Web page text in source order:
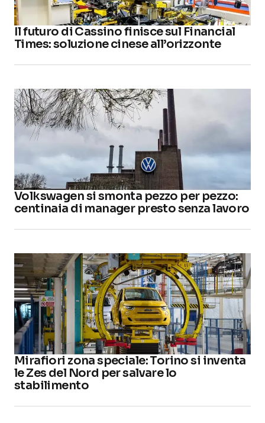
Il futuro di Cassino finisce sul Financial
Times: soluzione cinese all’orizzonte
Volkswagen si smonta pezzo per pezzo:
centinaia di manager presto senza lavoro
Mirafiori zona speciale: Torino si inventa
le Zes del Nord per salvare lo
stabilimento